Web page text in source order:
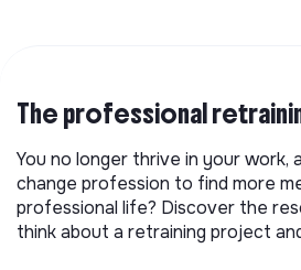
The professional
You no longer thrive in your work,
change profession to find more
professional life? Discover the
think about a retraining project